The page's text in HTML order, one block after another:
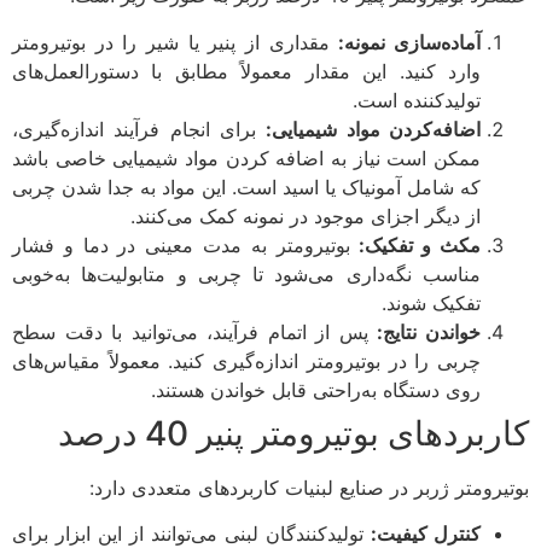
آماده‌سازی نمونه: مقداری از پنیر یا شیر را در بوتیرومتر
وارد کنید. این مقدار معمولاً مطابق با دستورالعمل‌های
تولیدکننده است.
اضافه‌کردن مواد شیمیایی: برای انجام فرآیند اندازه‌گیری،
ممکن است نیاز به اضافه کردن مواد شیمیایی خاصی باشد
که شامل آمونیاک یا اسید است. این مواد به جدا شدن چربی
از دیگر اجزای موجود در نمونه کمک می‌کنند.
مکث و تفکیک: بوتیرومتر به مدت معینی در دما و فشار
مناسب نگه‌داری می‌شود تا چربی و متابولیت‌ها به‌خوبی
تفکیک شوند.
خواندن نتایج: پس از اتمام فرآیند، می‌توانید با دقت سطح
چربی را در بوتیرومتر اندازه‌گیری کنید. معمولاً مقیاس‌های
روی دستگاه به‌راحتی قابل خواندن هستند.
کاربردهای بوتیرومتر پنیر 40 درصد
بوتیرومتر ژربر در صنایع لبنیات کاربردهای متعددی دارد:
کنترل کیفیت: تولیدکنندگان لبنی می‌توانند از این ابزار برای